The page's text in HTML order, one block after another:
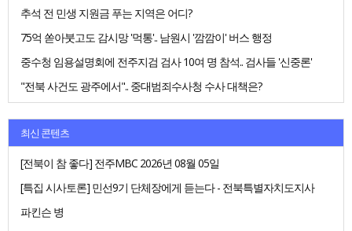
추석 전 민생 지원금 푸는 지역은 어디?
75억 쏟아붓고도 감시망 '먹통'.. 남원시 '깜깜이' 버스 행정
중수청 임용설명회에 전주지검 검사 10여 명 참석.. 검사들 '신중론'
"전북 사건도 광주에서".. 중대범죄수사청 수사 대책은?
최신 콘텐츠
[전북이 참 좋다] 전주MBC 2026년 08월 05일
[특집 시사토론] 민선9기 단체장에게 듣는다 - 전북특별자치도지사
파킨슨 병